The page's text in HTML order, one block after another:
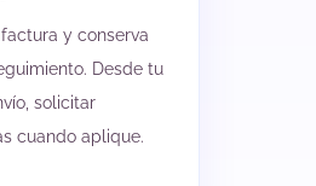
y conserva
Desde tu
solicitar
cuando aplique.